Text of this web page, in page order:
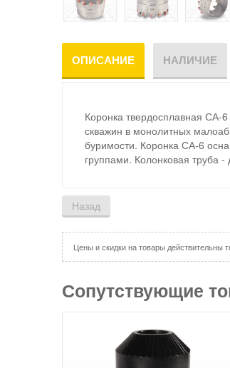
ОПИСАНИЕ НАЛИЧИЕ
Коронка твердосплавная СА-
скважин в монолитных
буримости. Коронка СА-6
группами. Колонковая труба
Цены и скидки на товары действительны
Сопутствующие